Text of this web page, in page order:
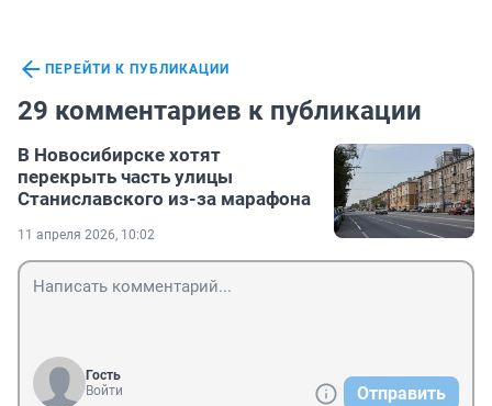
ПЕРЕЙТИ К ПУБЛИКАЦИИ
29 комментариев к публикации
В Новосибирске хотят
перекрыть часть улицы
Станиславского из-за марафона
11 апреля 2026, 10:02
Гость
Войти
Отправить